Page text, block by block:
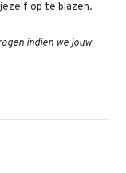
op te blazen.
indien we jouw